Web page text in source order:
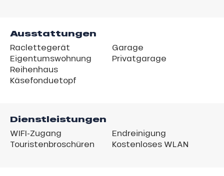
Ausstattungen
Raclettegerät
Eigentumswohnung
Reihenhaus
Käsefonduetopf
Garage
Privatgarage
Dienstleistungen
WIFI-Zugang
Touristenbroschüren
Endreinigung
Kostenloses WLAN